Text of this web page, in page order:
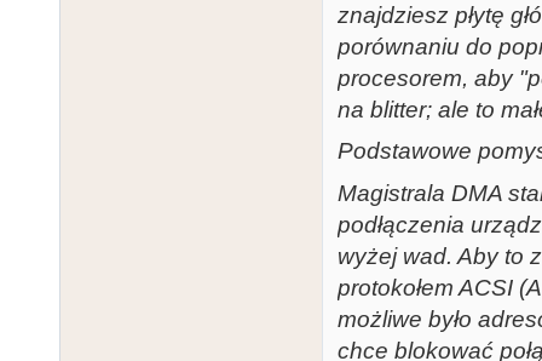
znajdziesz płytę
porównaniu do
procesorem, aby
na blitter; ale to
Podstawowe
Magistrala DMA
podłączenia
wyżej wad. Aby to
protokołem ACSI
możliwe było
chce blokować